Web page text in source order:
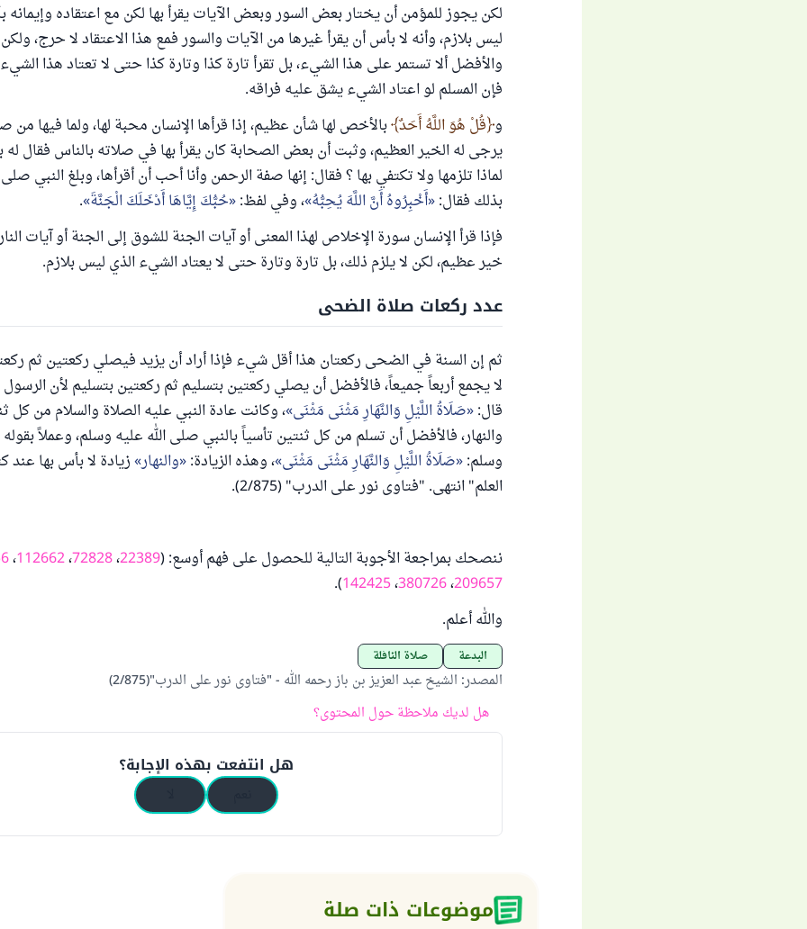
لكن يجوز للمؤمن أن يختار بعض السور وبعض الآيات يقرأ بها لكن مع اعتقاده
ليس بلازم، وأنه لا بأس أن يقرأ غيرها من الآيات والسور فمع هذا الاعتقاد لا حرج،
والأفضل ألا تستمر على هذا الشيء، بل تقرأ تارة كذا وتارة كذا حتى لا تعتاد هذا
فإن المسلم لو اعتاد الشيء يشق عليه فراقه.
و قُلْ هُوَ اللَّهُ أَحَدٌ بالأخص لها شأن عظيم، إذا قرأها الإنسان محبة لها، ولما فيها من
يرجى له الخير العظيم، وثبت أن بعض الصحابة كان يقرأ بها في صلاته بالناس فقال
لماذا تلزمها ولا تكتفي بها ؟ فقال: إنها صفة الرحمن وأنا أحب أن أقرأها، وبلغ النبي
بذلك فقال: أَخْبِرُوهُ أَنَّ اللَّهَ يُحِبُّهُ ، وفي لفظ: حُبُّكَ إِيَّاهَا أَدْخَلَكَ الْجَنَّةَ .
فإذا قرأ الإنسان سورة الإخلاص لهذا المعنى أو آيات الجنة للشوق إلى الجنة أو آيات
خير عظيم، لكن لا يلزم ذلك، بل تارة وتارة حتى لا يعتاد الشيء الذي ليس بلازم.
عدد ركعات صلاة الضحى
ثم إن السنة في الضحى ركعتان هذا أقل شيء فإذا أراد أن يزيد فيصلي ركعتين ثم
لا يجمع أربعاً جميعاً، فالأفضل أن يصلي ركعتين بتسليم ثم ركعتين بتسليم لأن الرسول
قال: صَلَاةُ اللَّيْلِ وَالنَّهَارِ مَثْنَى مَثْنَى ، وكانت عادة النبي عليه الصلاة والسلام من كل
والنهار، فالأفضل أن تسلم من كل ثنتين تأسياً بالنبي صلى الله عليه وسلم، وعملاً
وسلم: صَلَاةُ اللَّيْلِ وَالنَّهَارِ مَثْنَى مَثْنَى ، وهذه الزيادة: والنهار زيادة لا بأس بها عند
العلم" انتهى. "فتاوى نور على الدرب" (2/875).
ننصحك بمراجعة الأجوبة التالية للحصول على فهم أوسع: (22389،72828،112662،
209657،380726،142425
).
والله أعلم.
البدعة صلاة النافلة
المصدر: الشيخ عبد العزيز بن باز رحمه الله - "فتاوى نور على الدرب"(2/875)
هل لديك ملاحظة حول المحتوى؟
هل انتفعت بهذه الإجابة؟
موضوعات ذات صلة